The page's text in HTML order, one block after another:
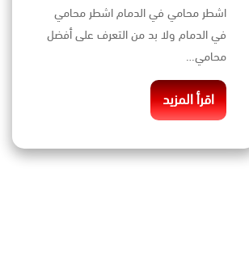
اشطر محامي في الدمام اشطر محامي
في الدمام ولا بد من التعرف على أفضل
محامي…
اقرأ المزيد